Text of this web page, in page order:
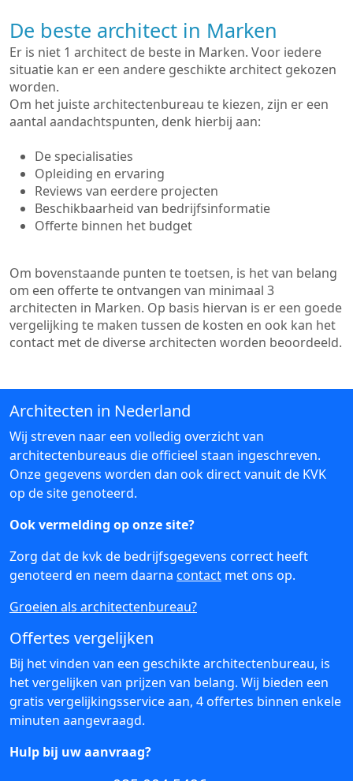
De beste architect in Marken
Er is niet 1 architect de beste in Marken. Voor iedere
situatie kan er een andere geschikte architect gekozen
worden.
Om het juiste architectenbureau te kiezen, zijn er een
aantal aandachtspunten, denk hierbij aan:
De specialisaties
Opleiding en ervaring
Reviews van eerdere projecten
Beschikbaarheid van bedrijfsinformatie
Offerte binnen het budget
Om bovenstaande punten te toetsen, is het van belang
om een offerte te ontvangen van minimaal 3
architecten in Marken. Op basis hiervan is er een goede
vergelijking te maken tussen de kosten en ook kan het
contact met de diverse architecten worden beoordeeld.
Architecten in Nederland
Wij streven naar een volledig overzicht van
architectenbureaus die officieel staan ingeschreven.
Onze gegevens worden dan ook direct vanuit de KVK
op de site genoteerd.
Ook vermelding op onze site?
Zorg dat de kvk de bedrijfsgegevens correct heeft
genoteerd en neem daarna contact met ons op.
Groeien als architectenbureau?
Offertes vergelijken
Bij het vinden van een geschikte architectenbureau, is
het vergelijken van prijzen van belang. Wij bieden een
gratis vergelijkingsservice aan, 4 offertes binnen enkele
minuten aangevraagd.
Hulp bij uw aanvraag?